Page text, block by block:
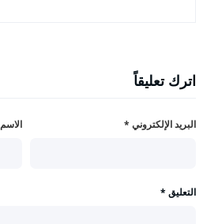
اترك تعليقاً
الاسم البريد الإلكتروني *
التعليق *